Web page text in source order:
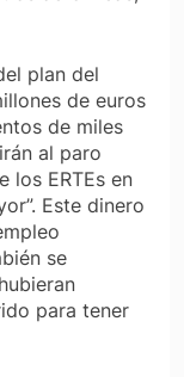
plan del
de euros
de miles
al paro
los ERTEs en
Este dinero
se
para tener